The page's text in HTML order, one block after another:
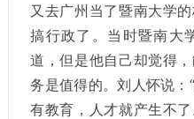
又去广州当了暨南大学
搞行政了。当时暨南大
道，但是他自己却觉得
务是值得的。刘人怀说
有教育，人才就产生不